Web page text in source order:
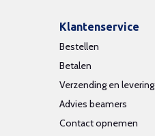
Klantenservice
Bestellen
Betalen
Verzending en levering
Advies beamers
Contact opnemen